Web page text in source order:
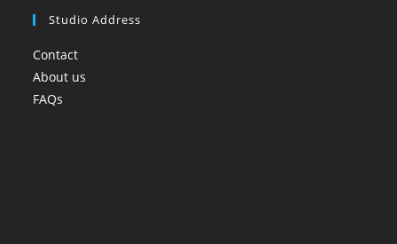
Studio Address
Contact
About us
FAQs